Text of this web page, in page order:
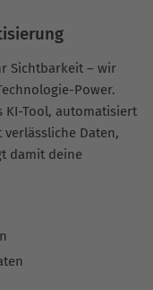
Sichtbarkeit – wir
Power.
KI-Tool, automatisiert
Daten,
damit deine